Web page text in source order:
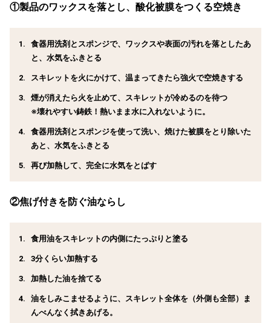
①製品のワックスを落とし、酸化被膜をつくる空焼き
食器用洗剤とスポンジで、ワックスや表面の汚れを落としたあ
と、水気をふきとる
スキレットを火にかけて、温まってきたら強火で空焼きする
煙が消えたら火を止めて、スキレットが冷めるのを待つ
※壊れやすい鋳鉄！熱いまま水に入れないように。
食器用洗剤とスポンジを使って洗い、焼けた被膜をとり除いた
あと、水気をふきとる
再び加熱して、完全に水気をとばす
②焦げ付きを防ぐ油ならし
食用油をスキレットの内側にたっぷりと塗る
3分くらい加熱する
加熱した油を捨てる
油をしみこませるように、スキレット全体を（外側も全部）ま
んべんなく拭きあげる。